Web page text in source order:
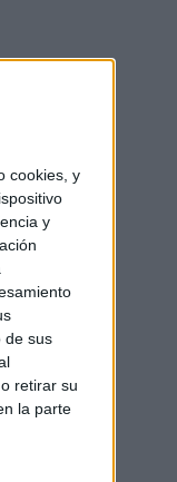
cookies, y
y
de sus
retirar su
la parte